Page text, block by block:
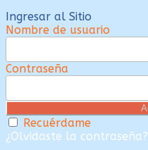
Ingresar al Sitio
Nombre de usuario
Contraseña
Recuérdame
¿Olvidaste la contraseña?